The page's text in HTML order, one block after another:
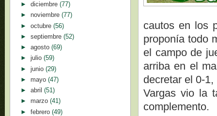
cautos en los
proponía todo
el campo de
arriba en el
decretar el 0-
Vargas vio la
complemento.
► diciembre (77)
► noviembre (77)
► octubre (56)
► septiembre (52)
► agosto (69)
► julio (59)
► junio (29)
► mayo (47)
► abril (51)
► marzo (41)
► febrero (49)